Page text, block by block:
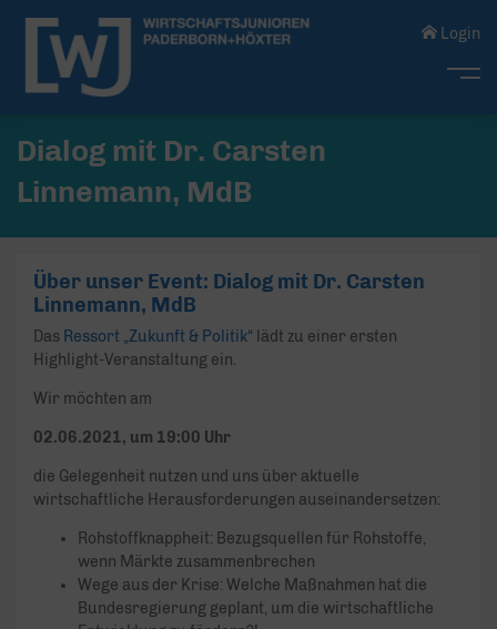
Login
Dialog mit Dr. Carsten
Linnemann, MdB
Über unser Event: Dialog mit Dr. Carsten
Linnemann, MdB
Das Ressort „Zukunft & Politik“ lädt zu einer ersten
Highlight-Veranstaltung ein.
Wir möchten am
02.06.2021, um 19:00 Uhr
die Gelegenheit nutzen und uns über aktuelle
wirtschaftliche Herausforderungen auseinandersetzen:
Rohstoffknappheit: Bezugsquellen für Rohstoffe,
wenn Märkte zusammenbrechen
Wege aus der Krise: Welche Maßnahmen hat die
Bundesregierung geplant, um die wirtschaftliche